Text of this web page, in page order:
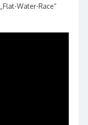
Water-Race“